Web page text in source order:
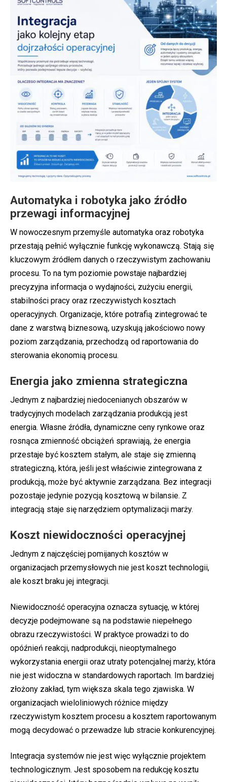
Automatyka i robotyka jako źródło
przewagi informacyjnej
W nowoczesnym przemyśle automatyka oraz robotyka
przestają pełnić wyłącznie funkcję wykonawczą. Stają się
kluczowym źródłem danych o rzeczywistym zachowaniu
procesu. To na tym poziomie powstaje najbardziej
precyzyjna informacja o wydajności, zużyciu energii,
stabilności pracy oraz rzeczywistych kosztach
operacyjnych. Organizacje, które potrafią zintegrować te
dane z warstwą biznesową, uzyskują jakościowo nowy
poziom zarządzania, przechodzą od raportowania do
sterowania ekonomią procesu.
Energia jako zmienna strategiczna
Jednym z najbardziej niedocenianych obszarów w
tradycyjnych modelach zarządzania produkcją jest
energia. Własne źródła, dynamiczne ceny rynkowe oraz
rosnąca zmienność obciążeń sprawiają, że energia
przestaje być kosztem stałym, ale staje się zmienną
strategiczną, która, jeśli jest właściwie zintegrowana z
produkcją, może być aktywnie zarządzana. Bez integracji
pozostaje jedynie pozycją kosztową w bilansie. Z
integracją staje się narzędziem optymalizacji marży.
Koszt niewidoczności operacyjnej
Jednym z najczęściej pomijanych kosztów w
organizacjach przemysłowych nie jest koszt technologii,
ale koszt braku jej integracji.
Niewidoczność operacyjna oznacza sytuację, w której
decyzje podejmowane są na podstawie niepełnego
obrazu rzeczywistości. W praktyce prowadzi to do
opóźnień reakcji, nadprodukcji, nieoptymalnego
wykorzystania energii oraz utraty potencjalnej marży, która
nie jest widoczna w standardowych raportach. Im bardziej
złożony zakład, tym większa skala tego zjawiska. W
organizacjach wieloliniowych różnice między
rzeczywistym kosztem procesu a kosztem raportowanym
mogą decydować o przewadze lub stracie konkurencyjnej.
Integracja systemów nie jest więc wyłącznie projektem
technologicznym. Jest sposobem na redukcję kosztu